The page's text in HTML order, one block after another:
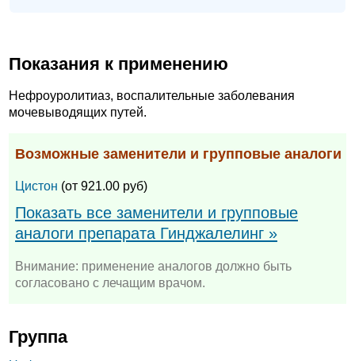
Показания к применению
Нефроуролитиаз, воспалительные заболевания
мочевыводящих путей.
Возможные заменители и групповые аналоги
Цистон (от 921.00 руб)
Показать все заменители и групповые
аналоги препарата Гинджалелинг »
Внимание: применение аналогов должно быть
согласовано с лечащим врачом.
Группа